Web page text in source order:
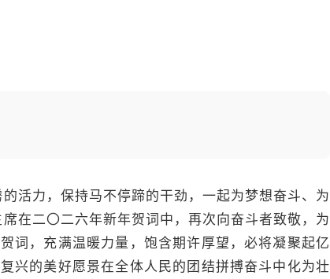
力，保持马不停蹄的干劲，一起为梦想奋斗、为
在二〇二六年新年贺词中，再次向奋斗者致敬，为
词，充满温暖力量，饱含期许厚望，必将凝聚起亿
兴的美好愿景在全体人民的团结拼搏奋斗中化为壮